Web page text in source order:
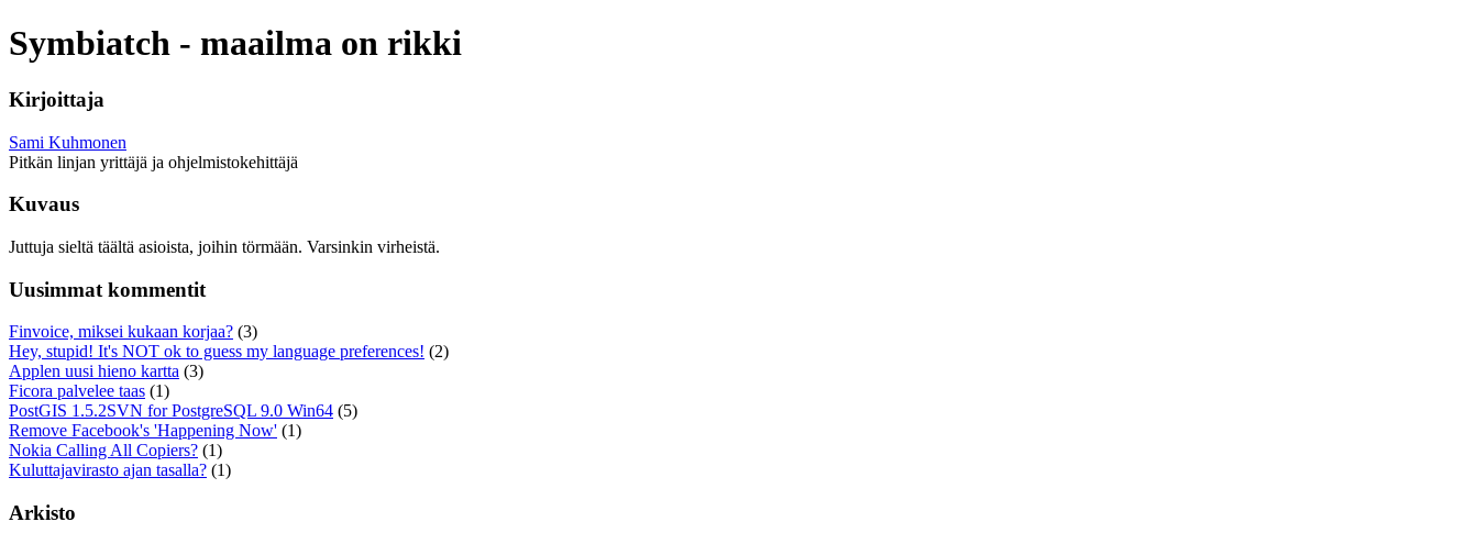
Symbiatch - maailma on rikki
Kirjoittaja
Sami Kuhmonen
Pitkän linjan yrittäjä ja ohjelmistokehittäjä
Kuvaus
Juttuja sieltä täältä asioista, joihin törmään. Varsinkin virheistä.
Uusimmat kommentit
Finvoice, miksei kukaan korjaa? (3)
Hey, stupid! It's NOT ok to guess my language preferences! (2)
Applen uusi hieno kartta (3)
Ficora palvelee taas (1)
PostGIS 1.5.2SVN for PostgreSQL 9.0 Win64 (5)
Remove Facebook's 'Happening Now' (1)
Nokia Calling All Copiers? (1)
Kuluttajavirasto ajan tasalla? (1)
Arkisto